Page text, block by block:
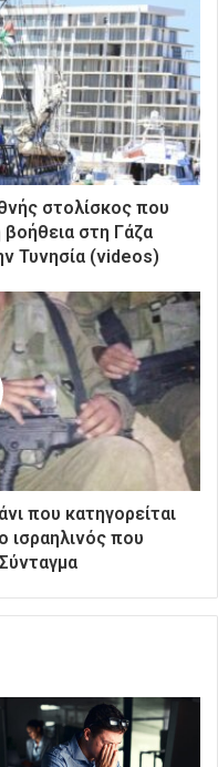
στολίσκος που
στη Γάζα
Τυνησία (videos)
που κατηγορείται
ισραηλινός που